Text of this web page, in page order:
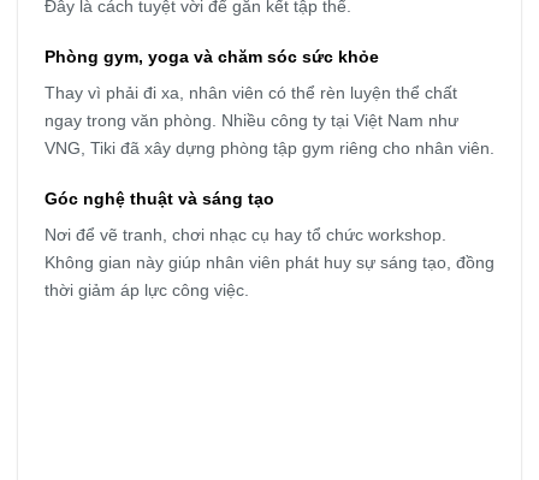
Đây là cách tuyệt vời để gắn kết tập thể.
Phòng gym, yoga và chăm sóc sức khỏe
Thay vì phải đi xa, nhân viên có thể rèn luyện thể chất
ngay trong văn phòng. Nhiều công ty tại Việt Nam như
VNG, Tiki đã xây dựng phòng tập gym riêng cho nhân viên.
Góc nghệ thuật và sáng tạo
Nơi để vẽ tranh, chơi nhạc cụ hay tổ chức workshop.
Không gian này giúp nhân viên phát huy sự sáng tạo, đồng
thời giảm áp lực công việc.